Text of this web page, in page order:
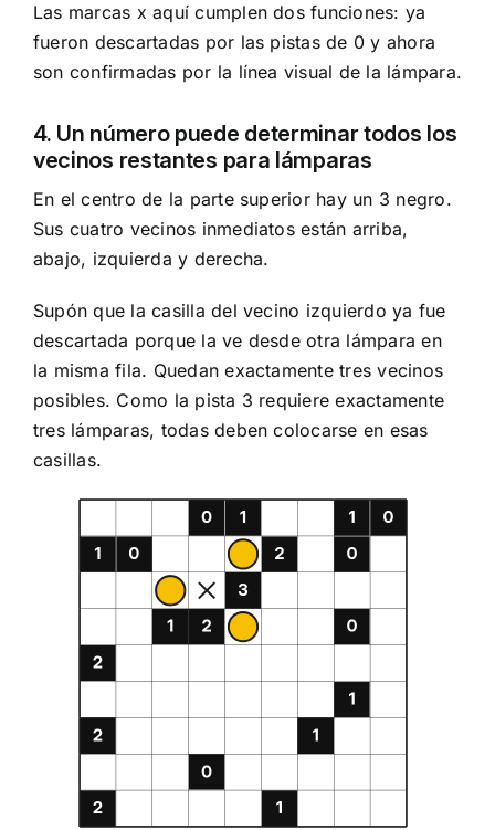
Las marcas x aquí cumplen dos funciones: ya
fueron descartadas por las pistas de 0 y ahora
son confirmadas por la línea visual de la lámpara.
4. Un número puede determinar todos los
vecinos restantes para lámparas
En el centro de la parte superior hay un 3 negro.
Sus cuatro vecinos inmediatos están arriba,
abajo, izquierda y derecha.
Supón que la casilla del vecino izquierdo ya fue
descartada porque la ve desde otra lámpara en
la misma fila. Quedan exactamente tres vecinos
posibles. Como la pista 3 requiere exactamente
tres lámparas, todas deben colocarse en esas
casillas.